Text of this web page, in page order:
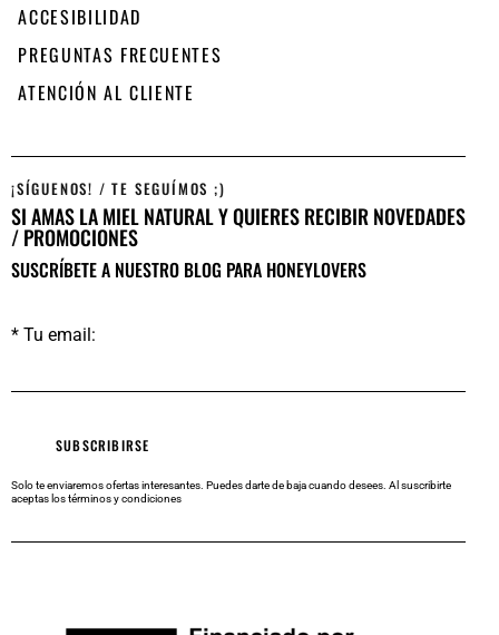
ACCESIBILIDAD
PREGUNTAS FRECUENTES
ATENCIÓN AL CLIENTE
¡SÍGUENOS! / TE SEGUÍMOS ;)
SI AMAS LA MIEL NATURAL Y QUIERES RECIBIR NOVEDADES
/ PROMOCIONES
SUSCRÍBETE A NUESTRO BLOG PARA HONEYLOVERS
* Tu email:
Solo te enviaremos ofertas interesantes. Puedes darte de baja cuando desees. Al suscribirte
aceptas lostérminos y condiciones